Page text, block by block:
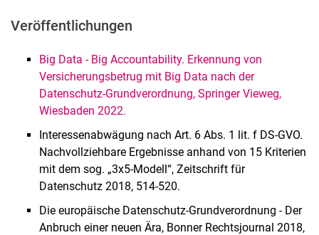
Veröffentlichungen
Big Data - Big Accountability. Erkennung von
Versicherungsbetrug mit Big Data nach der
Datenschutz-Grundverordnung, Springer Vieweg,
Wiesbaden 2022.
Interessenabwägung nach Art. 6 Abs. 1 lit. f DS-GVO.
Nachvollziehbare Ergebnisse anhand von 15 Kriterien
mit dem sog. „3x5-Modell“, Zeitschrift für
Datenschutz 2018, 514-520.
Die europäische Datenschutz-Grundverordnung - Der
Anbruch einer neuen Ära, Bonner Rechtsjournal 2018,